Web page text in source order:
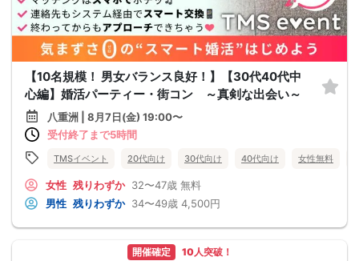
【10名規模！ 男女バランス良好！】【30代40代中
心編】婚活パーティー・街コン ～真剣な出会い～
八重洲 | 8月7日(金) 19:00〜
受付終了まで5時間
TMSイベント 20代向け 30代向け 40代向け 女性無料
女性 残りわずか 32〜47歳 無料
男性 残りわずか 34〜49歳 4,500円
開催確定 10人突破！